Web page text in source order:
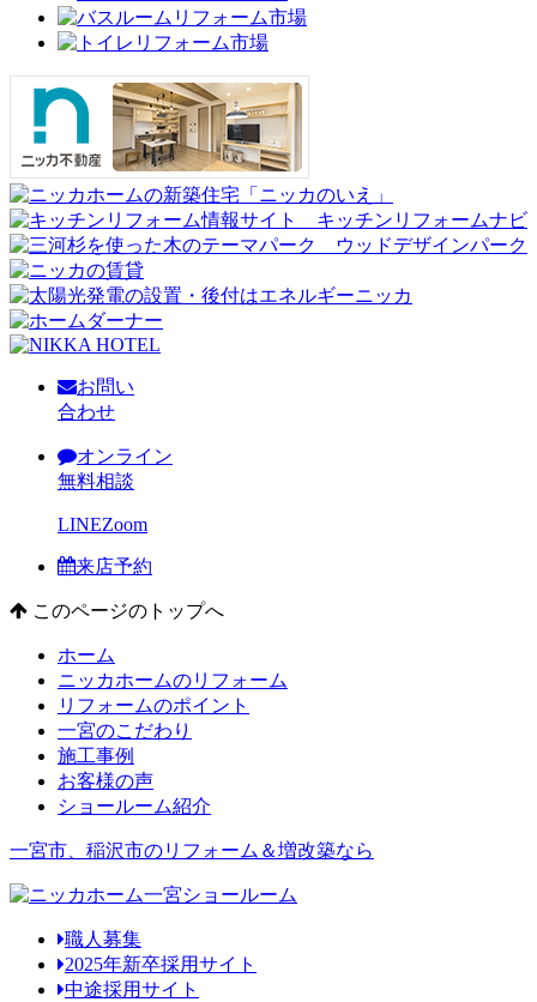
お問い
合わせ
オンライン
無料相談
LINEZoom
来店予約
このページのトップへ
ホーム
ニッカホームのリフォーム
リフォームのポイント
一宮のこだわり
施工事例
お客様の声
ショールーム紹介
一宮市、稲沢市のリフォーム＆増改築なら
職人募集
2025年新卒採用サイト
中途採用サイト